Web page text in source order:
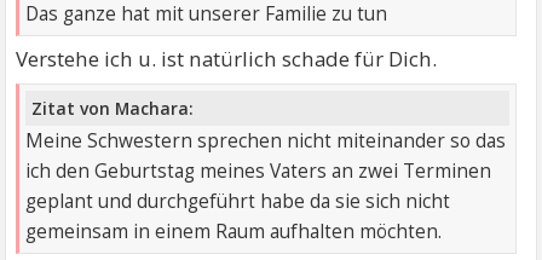
Das ganze hat mit unserer Familie zu tun
Verstehe ich u. ist natürlich schade für Dich.
Zitat von Machara:
Meine Schwestern sprechen nicht miteinander so das
ich den Geburtstag meines Vaters an zwei Terminen
geplant und durchgeführt habe da sie sich nicht
gemeinsam in einem Raum aufhalten möchten.